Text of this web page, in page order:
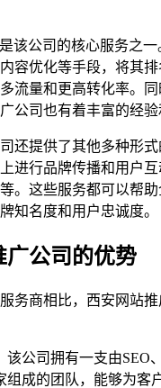
该公司的核心服务之
容优化等手段，将其
流量和更高转化率。
公司也有着丰富的经验
还提供了其他多种形
进行品牌传播和用户
。这些服务都可以帮
知名度和用户忠诚度。
广公司的优势
务商相比，西安网站
该公司拥有一支由SEO
组成的团队，能够为客